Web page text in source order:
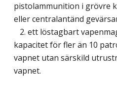
pistolammunition i grövre
eller centralantänd
2. ett löstagbart
kapacitet för fler än 10
vapnet utan särskild
vapnet.